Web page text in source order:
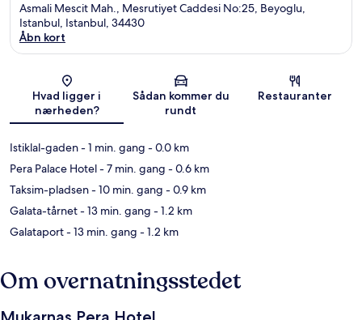
Asmali Mescit Mah., Mesrutiyet Caddesi No:25, Beyoglu,
Istanbul, Istanbul, 34430
Åbn kort
Hvad ligger i
nærheden?
Sådan kommer du
rundt
Restauranter
Istiklal-gaden- 1 min. gang - 0.0 km
Pera Palace Hotel- 7 min. gang - 0.6 km
Taksim-pladsen- 10 min. gang - 0.9 km
Galata-tårnet- 13 min. gang - 1.2 km
Galataport- 13 min. gang - 1.2 km
Om overnatningsstedet